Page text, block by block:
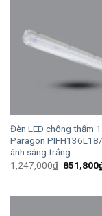
Đèn LED chống thấm
Paragon
ánh sáng trắng
1,247,000₫ Giá
851,800